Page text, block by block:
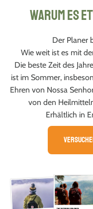
Warum es
Der Planer
Wie weit ist es mit
Die beste Zeit des
ist im Sommer,
Ehren von Nossa
von den
Erhältlich in